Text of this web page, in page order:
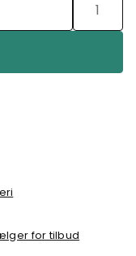
for tilbud